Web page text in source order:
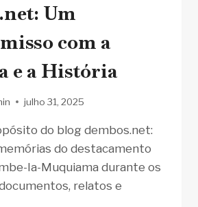
Um
com a
e a História
julho 31, 2025
do blog dembos.net:
do destacamento
Ia-Muquiama durante os
relatos e